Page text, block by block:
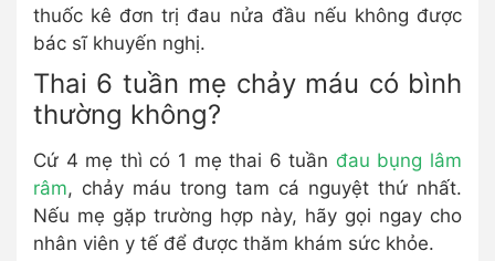
thuốc kê đơn trị đau nửa đầu nếu không được
bác sĩ khuyến nghị.
Thai 6 tuần mẹ chảy máu có bình
thường không?
Cứ 4 mẹ thì có 1 mẹ thai 6 tuần đau bụng lâm
râm, chảy máu trong tam cá nguyệt thứ nhất.
Nếu mẹ gặp trường hợp này, hãy gọi ngay cho
nhân viên y tế để được thăm khám sức khỏe.